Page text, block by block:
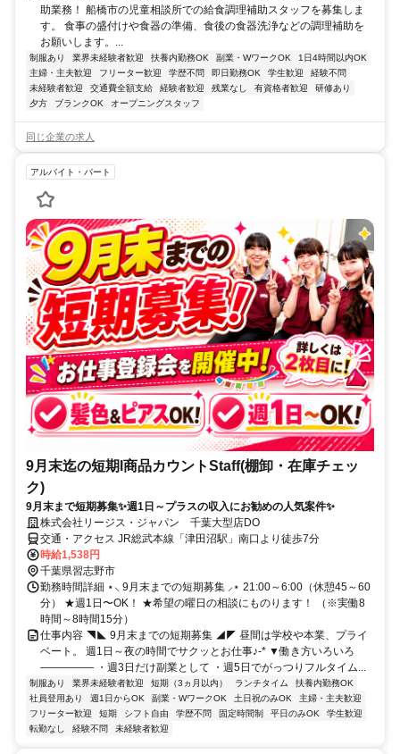
助業務！ 船橋市の児童相談所での給食調理補助スタッフを募集しま
す。 食事の盛付けや食器の準備、食後の食器洗浄などの調理補助を
お願いします。...
制服あり 業界未経験者歓迎 扶養内勤務OK 副業・WワークOK
1日4時間以内OK
主婦・主夫歓迎
フリーター歓迎 学歴不問 即日勤務OK 学生歓迎
経験不問
未経験者歓迎
交通費全額支給 経験者歓迎 残業なし 有資格者歓迎
研修あり
夕方
ブランクOK オープニングスタッフ
同じ企業の求人
アルバイト・パート
9月末迄の短期l商品カウントStaff(棚卸・在庫チェッ
ク)
9月末まで短期募集✨週1日～プラスの収入にお勧めの人気案件✨
株式会社リージス・ジャパン 千葉大型店DO
交通・アクセス JR総武本線「津田沼駅」南口より徒歩7分
時給1,538円
千葉県習志野市
勤務時間詳細 ⋆⸜ 9月末までの短期募集 ⸝⋆ 21:00～6:00（休憩45～60
分） ★週1日〜OK！ ★希望の曜日の相談にものります！ （※実働8
時間～8時間15分）
仕事内容 ◥◣ 9月末までの短期募集 ◢◤ 昼間は学校や本業、プライ
ベート。 週1日～夜の時間でサクッとお仕事♪-* ▼働き方いろいろ
――――― ・週3日だけ副業として ・週5日でがっつりフルタイム...
制服あり 業界未経験者歓迎 短期（3ヵ月以内） ランチタイム
扶養内勤務OK
社員登用あり
週1日からOK 副業・WワークOK 土日祝のみOK
主婦・主夫歓迎
フリーター歓迎
短期 シフト自由 学歴不問 固定時間制 平日のみOK
学生歓迎
転勤なし
経験不問 未経験者歓迎